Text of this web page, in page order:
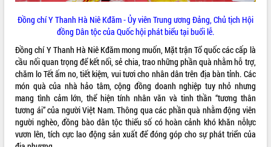
văn hóa, thể thao đáp ứng yêu cầu
Thường trực HĐND tỉnh Đắk Lắk gặp
mặt Đoàn chuyên gia y tế TP. Hồ Chí
Minh
Lễ truy điệu và an táng hài cốt liệt sĩ
tại Nghĩa trang Liệt sĩ xã Sơn Hòa
Bàn giải pháp tháo gỡ khó khăn trong
xuất khẩu sầu riêng và triển khai quy
định EUDR
LIÊN KẾT WEB
THỐNG KÊ TRUY CẬP
Hôm nay: 37841
Tất cả:
66083164
Đồng chí Y Thanh Hà Niê Kđăm - Ủy viên Trung ương Đảng, Chủ tịch Hội
đồng Dân tộc của Quốc hội phát biểu tại buổi lễ.
Đồng chí Y Thanh Hà Niê Kđăm mong muốn, Mặt trận Tổ quốc các cấp là
cầu nối quan trọng để kết nối, sẻ chia, trao những phần quà nhằm hỗ trợ,
chăm lo Tết ấm no, tiết kiệm, vui tươi cho nhân dân trên địa bàn tỉnh. Các
món quà của nhà hảo tâm, cộng đồng doanh nghiệp tuy nhỏ nhưng
mang tình cảm lớn, thể hiện tính nhân văn và tinh thần “tương thân
tương ái” của người Việt Nam. Thông qua các phần quà nhằm động viên
người nghèo, đồng bào dân tộc thiểu số có hoàn cảnh khó khăn nỗlực
vươn lên, tích cực lao động sản xuất để đóng góp cho sự phát triển của